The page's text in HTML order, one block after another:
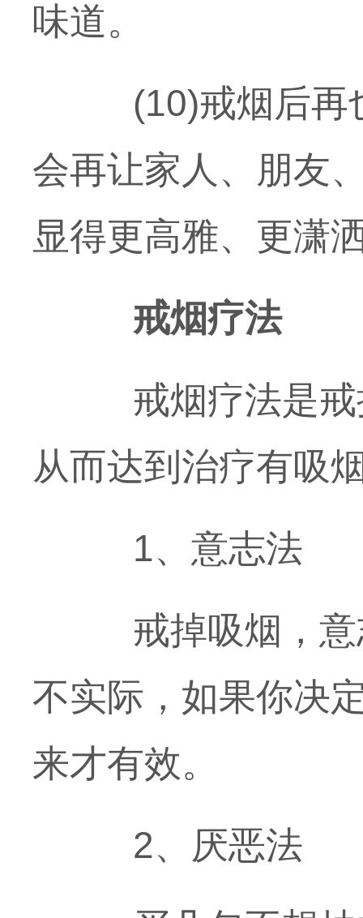
味道。
(10)戒烟后再也
会再让家人、朋友
显得更高雅、更潇
戒烟疗法
戒烟疗法是戒
从而达到治疗有吸
1、意志法
戒掉吸烟，意
不实际，如果你决
来才有效。
2、厌恶法